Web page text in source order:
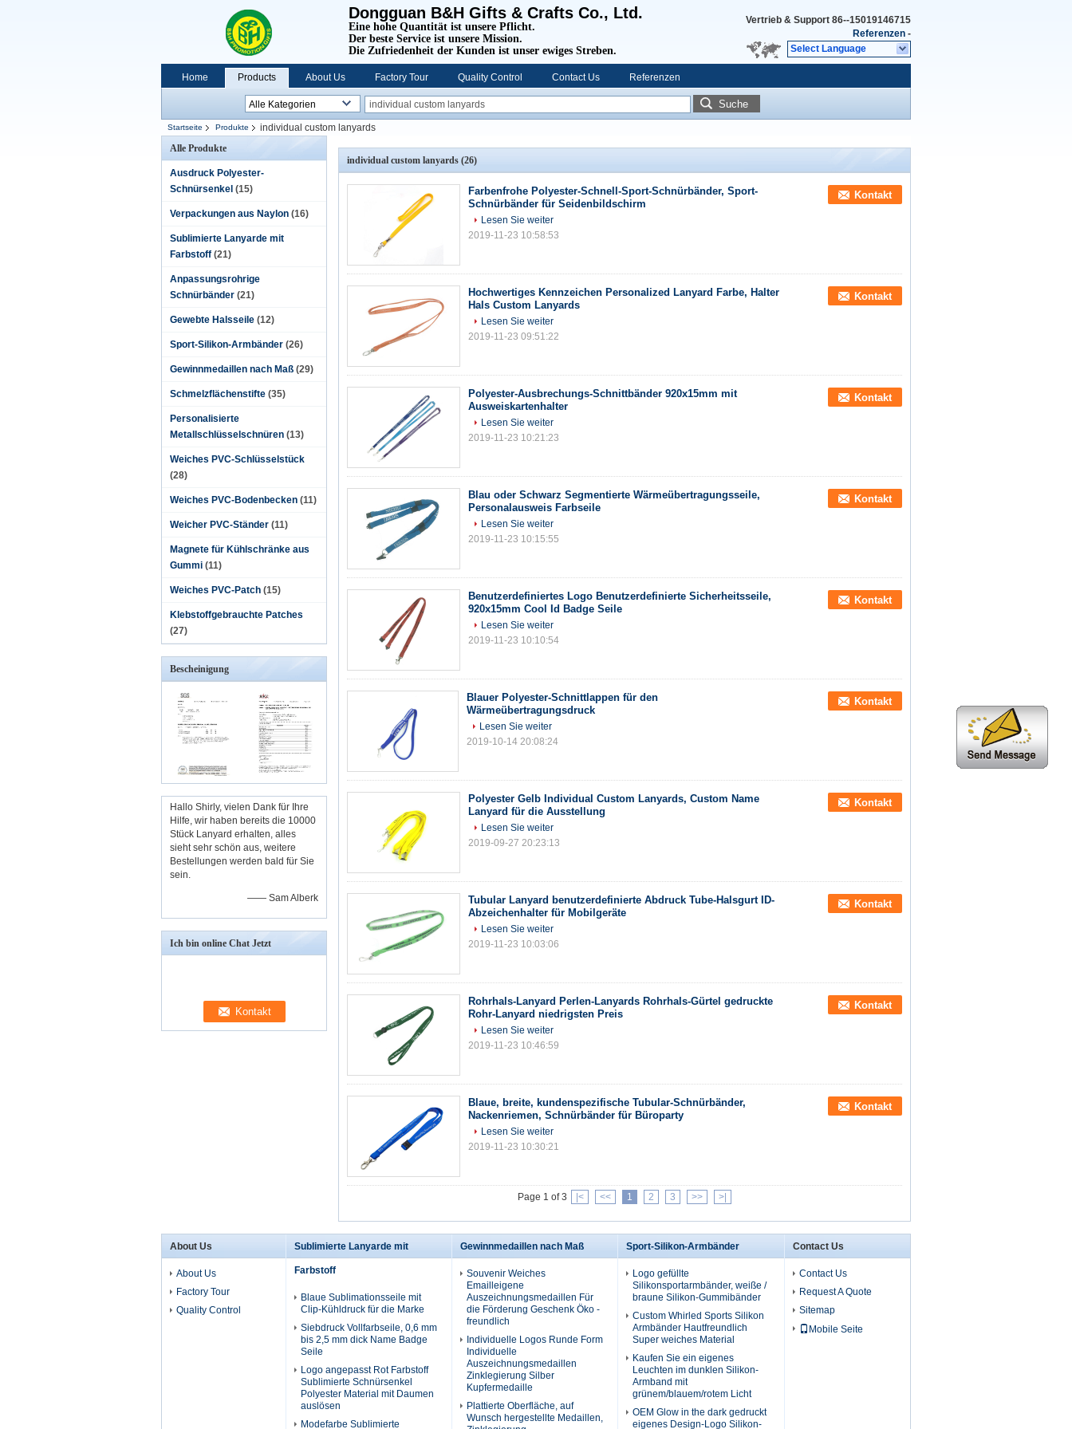
Dongguan B&H Gifts & Crafts Co., Ltd.
Eine hohe Quantität ist unsere Pflicht.
Der beste Service ist unsere Mission.
Die Zufriedenheit der Kunden ist unser ewiges Streben.
Vertrieb & Support 86--15019146715
Referenzen -
Select Language
Home Products About Us Factory Tour Quality Control Contact Us Referenzen
Suche
Startseite Produkte
individual custom lanyards
Alle Produkte
Ausdruck Polyester-
Schnürsenkel (15)
Verpackungen aus Naylon (16)
Sublimierte Lanyarde mit
Farbstoff (21)
Anpassungsrohrige
Schnürbänder (21)
Gewebte Halsseile (12)
Sport-Silikon-Armbänder (26)
Gewinnmedaillen nach Maß (29)
Schmelzflächenstifte (35)
Personalisierte
Metallschlüsselschnüren (13)
Weiches PVC-Schlüsselstück
(28)
Weiches PVC-Bodenbecken (11)
Weicher PVC-Ständer (11)
Magnete für Kühlschränke aus
Gummi (11)
Weiches PVC-Patch (15)
Klebstoffgebrauchte Patches
(27)
Bescheinigung
Hallo Shirly, vielen Dank für Ihre
Hilfe, wir haben bereits die 10000
Stück Lanyard erhalten, alles
sieht sehr schön aus, weitere
Bestellungen werden bald für Sie
sein.
—— Sam Alberk
Ich bin online Chat Jetzt
individual custom lanyards (26)
Farbenfrohe Polyester-Schnell-Sport-Schnürbänder, Sport-
Schnürbänder für Seidenbildschirm
Kontakt
Lesen Sie weiter
2019-11-23 10:58:53
Hochwertiges Kennzeichen Personalized Lanyard Farbe, Halter
Hals Custom Lanyards
Kontakt
Lesen Sie weiter
2019-11-23 09:51:22
Polyester-Ausbrechungs-Schnittbänder 920x15mm mit
Ausweiskartenhalter
Kontakt
Lesen Sie weiter
2019-11-23 10:21:23
Blau oder Schwarz Segmentierte Wärmeübertragungsseile,
Personalausweis Farbseile
Kontakt
Lesen Sie weiter
2019-11-23 10:15:55
Benutzerdefiniertes Logo Benutzerdefinierte Sicherheitsseile,
920x15mm Cool Id Badge Seile
Kontakt
Lesen Sie weiter
2019-11-23 10:10:54
Blauer Polyester-Schnittlappen für den
Wärmeübertragungsdruck
Kontakt
Lesen Sie weiter
2019-10-14 20:08:24
Polyester Gelb Individual Custom Lanyards, Custom Name
Lanyard für die Ausstellung
Kontakt
Lesen Sie weiter
2019-09-27 20:23:13
Tubular Lanyard benutzerdefinierte Abdruck Tube-Halsgurt ID-
Abzeichenhalter für Mobilgeräte
Kontakt
Lesen Sie weiter
2019-11-23 10:03:06
Rohrhals-Lanyard Perlen-Lanyards Rohrhals-Gürtel gedruckte
Rohr-Lanyard niedrigsten Preis
Kontakt
Lesen Sie weiter
2019-11-23 10:46:59
Blaue, breite, kundenspezifische Tubular-Schnürbänder,
Nackenriemen, Schnürbänder für Büroparty
Kontakt
Lesen Sie weiter
2019-11-23 10:30:21
Page 1 of 3 |< << 1 2 3 >> >|
About Us
About Us
Factory Tour
Quality Control
Sublimierte Lanyarde mit
Farbstoff
Blaue Sublimationsseile mit
Clip-Kühldruck für die Marke
Siebdruck Vollfarbseile, 0,6 mm
bis 2,5 mm dick Name Badge
Seile
Logo angepasst Rot Farbstoff
Sublimierte Schnürsenkel
Polyester Material mit Daumen
auslösen
Modefarbe Sublimierte
Gewinnmedaillen nach Maß
Souvenir Weiches
Emailleigene
Auszeichnungsmedaillen Für
die Förderung Geschenk Öko -
freundlich
Individuelle Logos Runde Form
Individuelle
Auszeichnungsmedaillen
Zinklegierung Silber
Kupfermedaille
Plattierte Oberfläche, auf
Wunsch hergestellte Medaillen,
Sport-Silikon-Armbänder
Logo gefüllte
Silikonsportarmbänder, weiße /
braune Silikon-Gummibänder
Custom Whirled Sports Silikon
Armbänder Hautfreundlich
Super weiches Material
Kaufen Sie ein eigenes
Leuchten im dunklen Silikon-
Armband mit
grünem/blauem/rotem Licht
OEM Glow in the dark gedruckt
eigenes Design-Logo Silikon-
Contact Us
Contact Us
Request A Quote
Sitemap
Mobile Seite